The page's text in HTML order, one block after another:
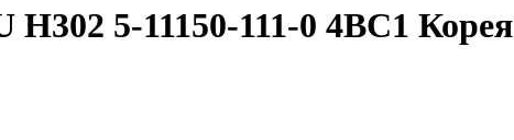
5-11150-111-0 4BC1 Корея